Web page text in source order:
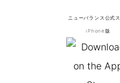
ニューバランス公式
iPhone版